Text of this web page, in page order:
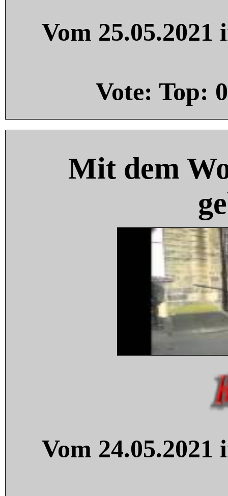
Vom
Vote: Top: 0
Mit dem
Vom